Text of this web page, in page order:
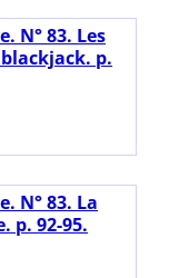
N° 83. Les
p.
N° 83. La
p. 92-95.